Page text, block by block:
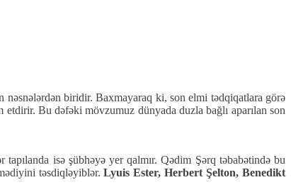
nəsnələrdən biridir. Baxmayaraq ki, son elmi tədqiqatlara görə
Bu dəfəki mövzumuz dünyada duzla bağlı aparılan son
isə şübhəyə yer qalmır. Qədim Şərq təbabətində bu
təsdiqləyiblər.Lyuis Ester, Herbert Şelton, Benedikt